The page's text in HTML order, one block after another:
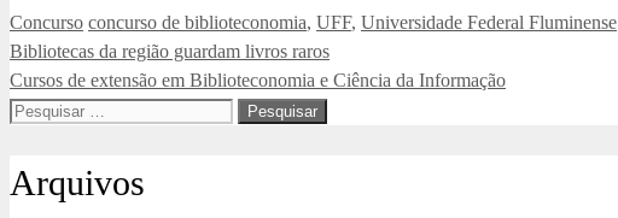
Categorias
Concurso Tags
concurso de biblioteconomia, UFF, Universidade Federal Fluminense
Bibliotecas da região guardam livros raros
Cursos de extensão em Biblioteconomia e Ciência da Informação
Pesquisar
Arquivos